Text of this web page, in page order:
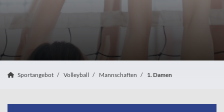
Sportangebot Volleyball Mannschaften 1. Damen